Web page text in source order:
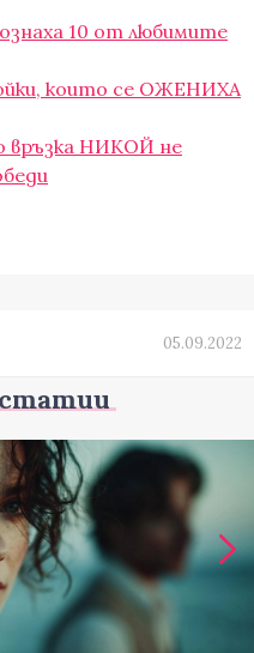
10 от любимите
които се ОЖЕНИХА
връзка НИКОЙ не
05.09.2022